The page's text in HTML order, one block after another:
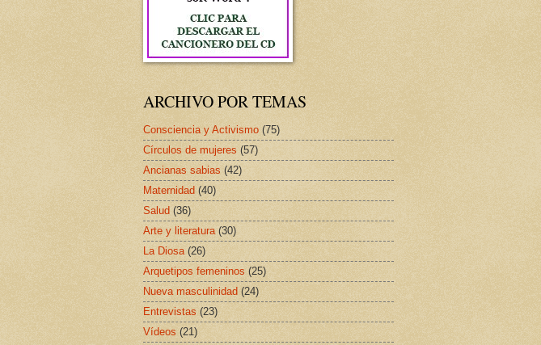
ARCHIVO POR TEMAS
Consciencia y Activismo (75)
Círculos de mujeres (57)
Ancianas sabias (42)
Maternidad (40)
Salud (36)
Arte y literatura (30)
La Diosa (26)
Arquetipos femeninos (25)
Nueva masculinidad (24)
Entrevistas (23)
Vídeos (21)